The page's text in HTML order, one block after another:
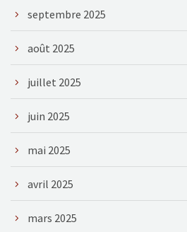
septembre 2025
août 2025
juillet 2025
juin 2025
mai 2025
avril 2025
mars 2025